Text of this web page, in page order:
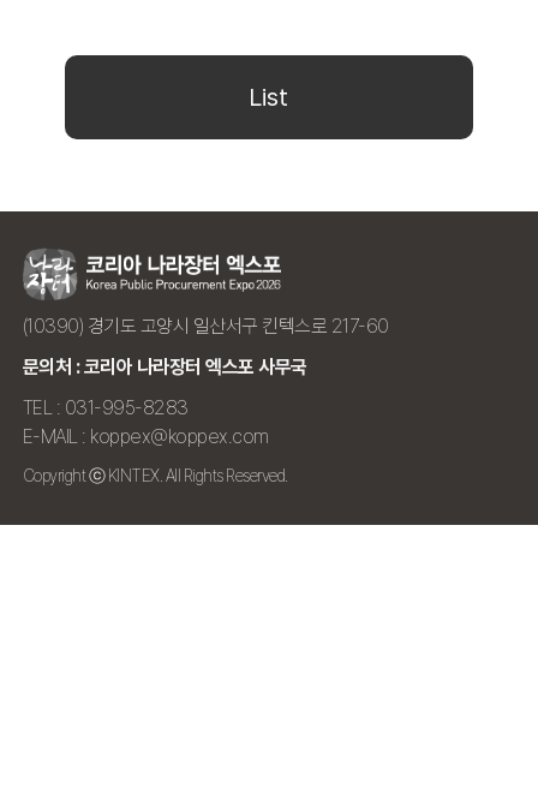
List
(10390) 경기도 고양시 일산서구 킨텍스로 217-60
문의처 : 코리아 나라장터 엑스포 사무국
TEL : 031-995-8283
E-MAIL : koppex@koppex.com
Copyright ⓒ KINTEX. All Rights Reserved.